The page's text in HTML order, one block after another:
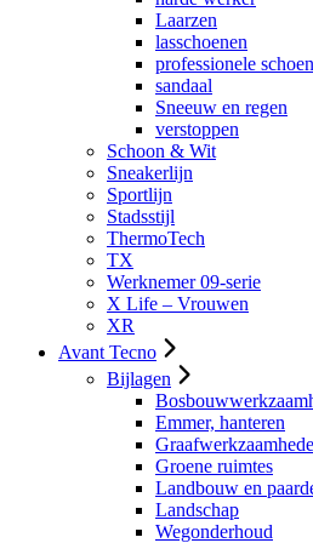
Laarzen
lasschoenen
professionele
sandaal
Sneeuw en regen
verstoppen
Schoon & Wit
Sneakerlijn
Sportlijn
Stadsstijl
ThermoTech
TX
Werknemer 09-serie
X Life – Vrouwen
XR
Avant Tecno
Bijlagen
Emmer, hanteren
Groene ruimtes
Landbouw en
Landschap
Wegonderhoud